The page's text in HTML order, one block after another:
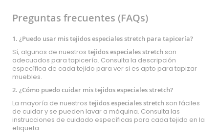
Preguntas frecuentes (FAQs)
1. ¿Puedo usar mis tejidos especiales stretch para tapicería?
Sí, algunos de nuestros tejidos especiales stretch son
adecuados para tapicería. Consulta la descripción
específica de cada tejido para ver si es apto para tapizar
muebles.
2. ¿Cómo puedo cuidar mis tejidos especiales stretch?
La mayoría de nuestros tejidos especiales stretch son fáciles
de cuidar y se pueden lavar a máquina. Consulta las
instrucciones de cuidado específicas para cada tejido en la
etiqueta.